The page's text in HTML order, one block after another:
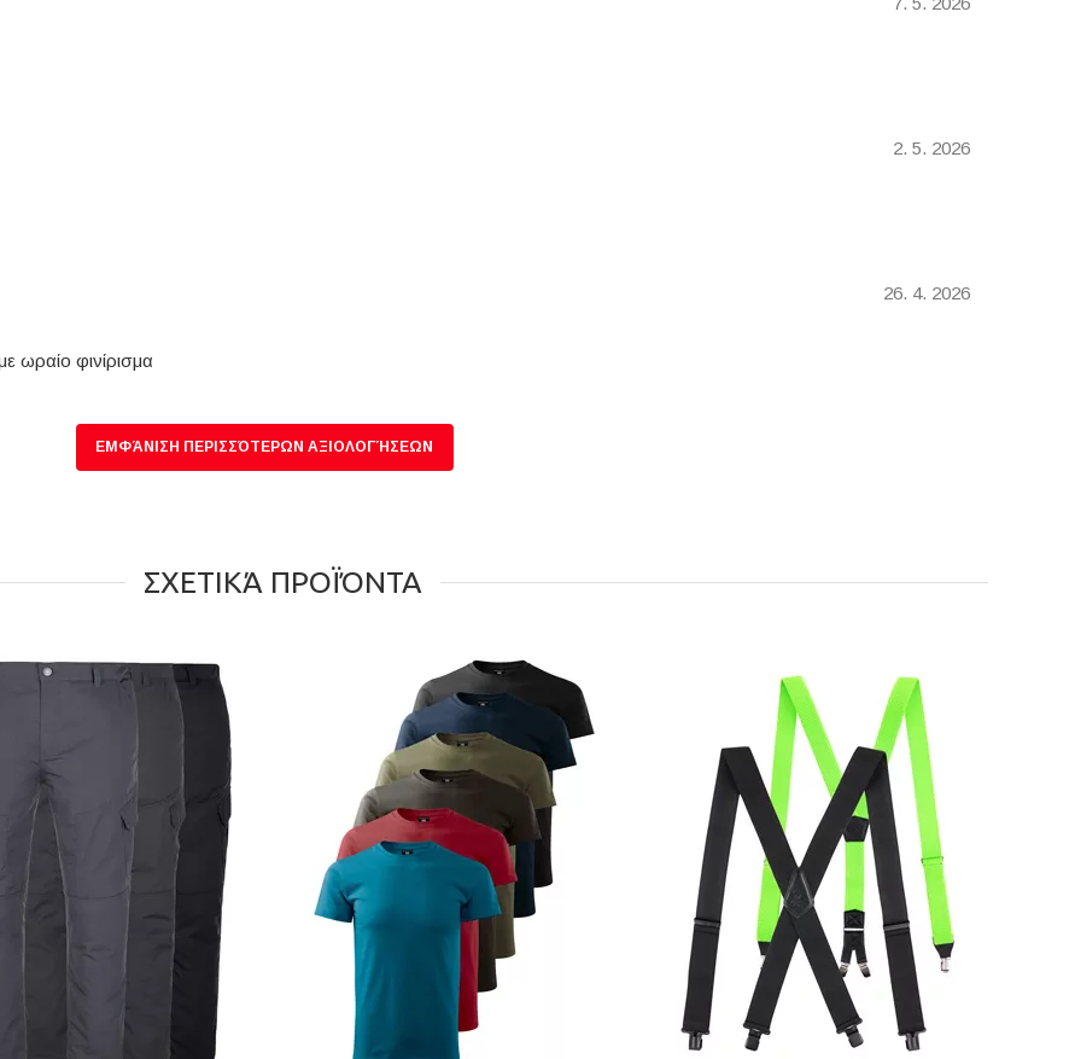
2. 5. 2026
26. 4. 2026
ωραίο φινίρισμα
ΕΜΦΆΝΙΣΗ ΠΕΡΙΣΣΌΤΕΡΩΝ ΑΞΙΟΛΟΓΉΣΕΩΝ
ΣΧΕΤΙΚΆ ΠΡΟΪΌΝΤΑ